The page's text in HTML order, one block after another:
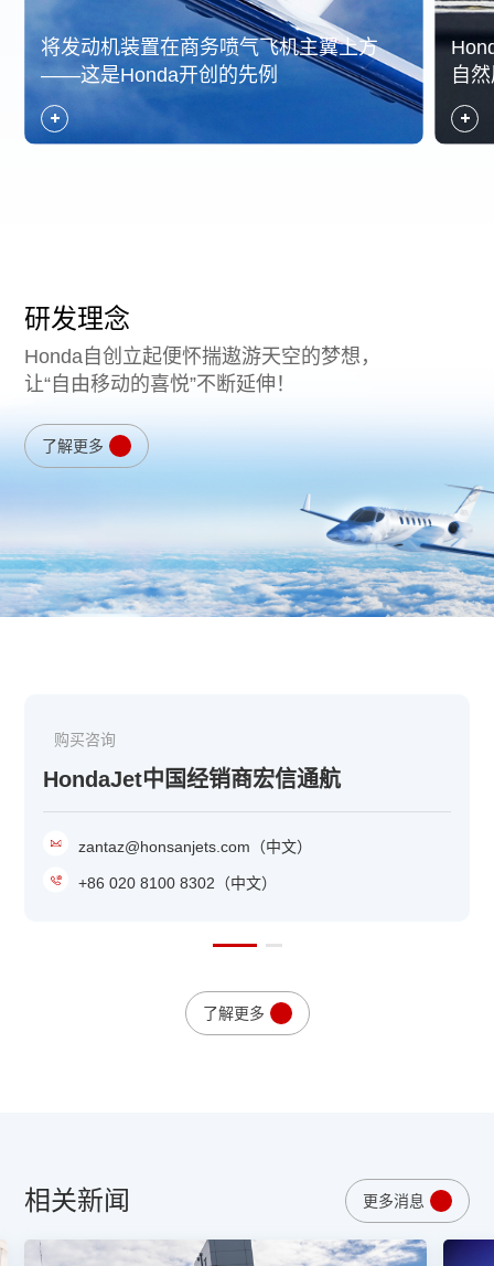
将发动机装置在商务喷气飞机主翼上方
——这是Honda开创的先例
自
研发理念
Honda自创立起便怀揣遨游天空的梦想，
让“自由移动的喜悦”不断延伸！
了解更多
购买咨询
HondaJet中国经销商宏信通航
zantaz@honsanjets.com（中文）
+86 020 8100 8302（中文）
了解更多
相关新闻 更多消息